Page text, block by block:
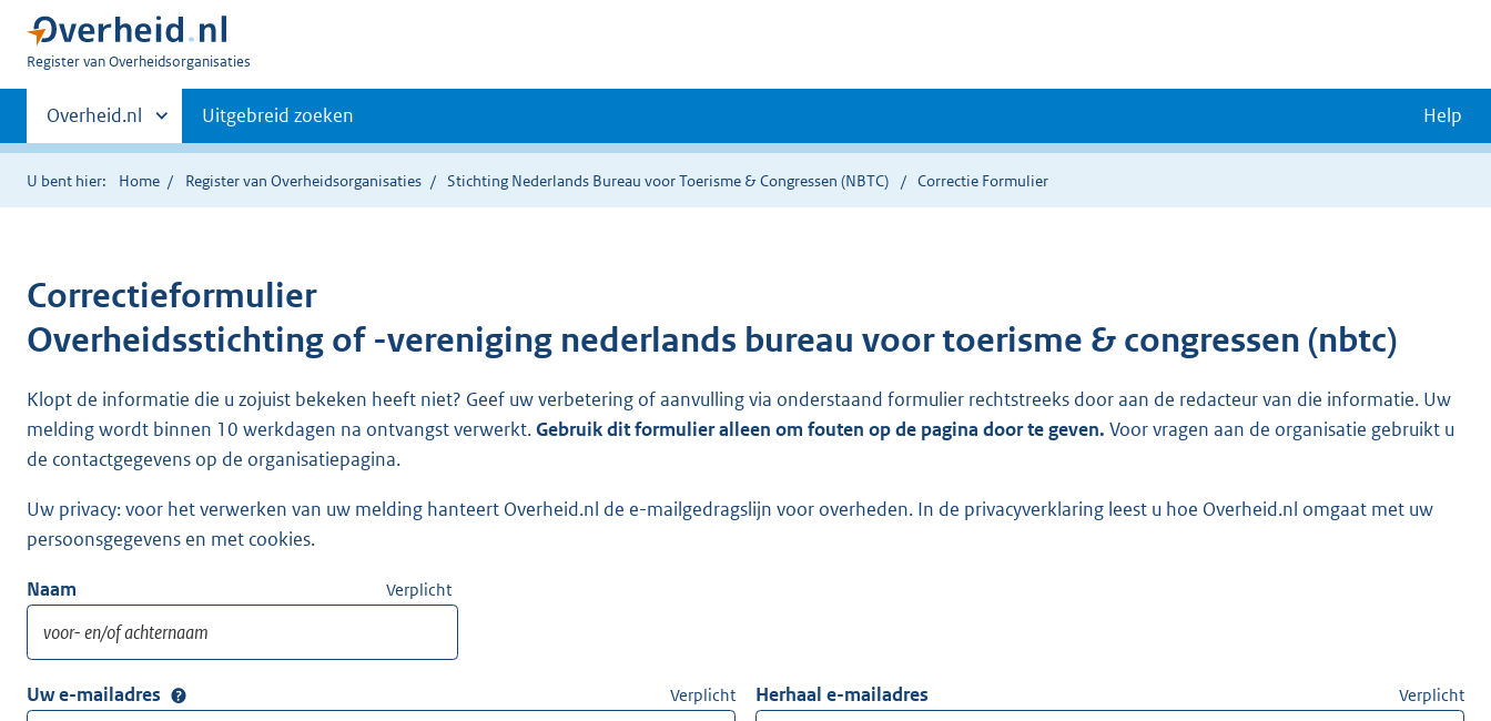
U
Register van Overheidsorganisaties
Primaire
navigatie
Andere
sites
binnen
Overheid.nl Uitgebreid zoeken Help
U bent hier: Home Register van Overheidsorganisaties Stichting Nederlands Bureau voor Toerisme & Congressen (NBTC) Correctie Formulier
Correctieformulier
Overheidsstichting of -vereniging nederlands bureau voor toerisme & congressen (nbtc)
Klopt de informatie die u zojuist bekeken heeft niet? Geef uw verbetering of aanvulling via onderstaand formulier rechtstreeks door aan de redacteur van die informatie. Uw
melding wordt binnen 10 werkdagen na ontvangst verwerkt.Gebruik dit formulier alleen om fouten op de pagina door te geven. Voor vragen aan de organisatie gebruikt u
de contactgegevens op de organisatiepagina.
Uw privacy: voor het verwerken van uw melding hanteert Overheid.nl de e-mailgedragslijn voor overheden. In de privacyverklaring leest u hoe Overheid.nl omgaat met uw
persoonsgegevens en met cookies.
Naam Verplicht
Uw e-mailadres Verplicht Herhaal e-mailadres Verplicht